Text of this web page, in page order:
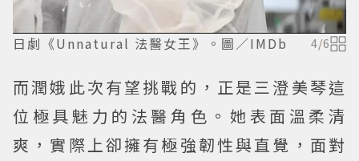
日劇《Unnatural 法醫女王》。圖／IMDb 4/6
而潤娥此次有望挑戰的，正是三澄美琴這
位極具魅力的法醫角色。她表面溫柔清
爽，實際上卻擁有極強韌性與直覺，面對